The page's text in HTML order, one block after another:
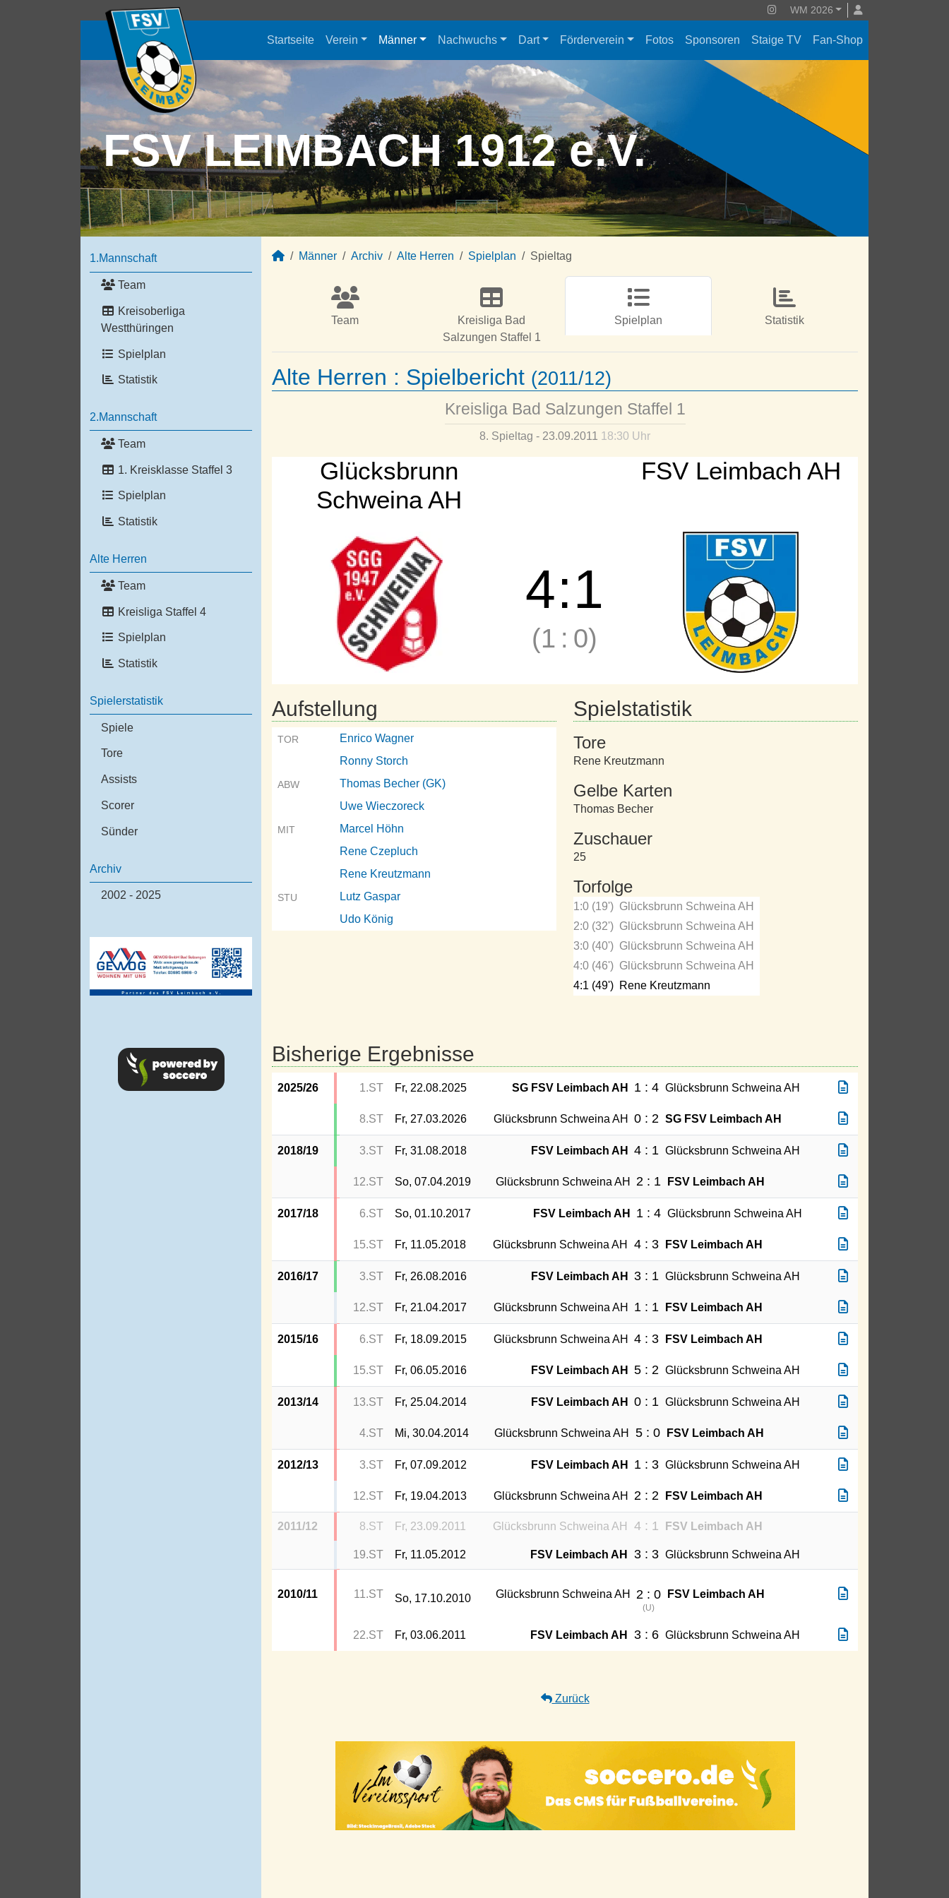
WM 2026
Startseite Verein Männer Nachwuchs Dart Förderverein Fotos Sponsoren Staige TV Fan-Shop
FSV LEIMBACH 1912 e.V.
1.Mannschaft
Team
Kreisoberliga
Westthüringen
Spielplan
Statistik
2.Mannschaft
Team
1. Kreisklasse Staffel 3
Spielplan
Statistik
Alte Herren
Team
Kreisliga Staffel 4
Spielplan
Statistik
Spielerstatistik
Spiele
Tore
Assists
Scorer
Sünder
Archiv
2002 - 2025
Männer Archiv Alte Herren Spielplan Spieltag
Team
Kreisliga Bad
Salzungen Staffel 1
Spielplan Statistik
Alte Herren : Spielbericht (2011/12)
Kreisliga Bad Salzungen Staffel 1
8. Spieltag - 23.09.2011 18:30 Uhr
Glücksbrunn
Schweina AH
FSV Leimbach AH
4:1
(1 : 0)
Aufstellung
TOR
Enrico Wagner
Ronny Storch
ABW
Thomas Becher (GK)
Uwe Wieczoreck
MIT
Marcel Höhn
Rene Czepluch
Rene Kreutzmann
STU
Lutz Gaspar
Udo König
Spielstatistik
Tore
Rene Kreutzmann
Gelbe Karten
Thomas Becher
Zuschauer
25
Torfolge
1:0 (19') Glücksbrunn Schweina AH
2:0 (32') Glücksbrunn Schweina AH
3:0 (40') Glücksbrunn Schweina AH
4:0 (46') Glücksbrunn Schweina AH
4:1 (49') Rene Kreutzmann
Bisherige Ergebnisse
2025/26 1.ST Fr, 22.08.2025 SG FSV Leimbach AH 1 : 4 Glücksbrunn Schweina AH
8.ST Fr, 27.03.2026 Glücksbrunn Schweina AH 0 : 2 SG FSV Leimbach AH
2018/19 3.ST Fr, 31.08.2018 FSV Leimbach AH 4 : 1 Glücksbrunn Schweina AH
12.ST So, 07.04.2019 Glücksbrunn Schweina AH 2 : 1 FSV Leimbach AH
2017/18 6.ST So, 01.10.2017 FSV Leimbach AH 1 : 4 Glücksbrunn Schweina AH
15.ST Fr, 11.05.2018 Glücksbrunn Schweina AH 4 : 3 FSV Leimbach AH
2016/17 3.ST Fr, 26.08.2016 FSV Leimbach AH 3 : 1 Glücksbrunn Schweina AH
12.ST Fr, 21.04.2017 Glücksbrunn Schweina AH 1 : 1 FSV Leimbach AH
2015/16 6.ST Fr, 18.09.2015 Glücksbrunn Schweina AH 4 : 3 FSV Leimbach AH
15.ST Fr, 06.05.2016 FSV Leimbach AH 5 : 2 Glücksbrunn Schweina AH
2013/14 13.ST Fr, 25.04.2014 FSV Leimbach AH 0 : 1 Glücksbrunn Schweina AH
4.ST Mi, 30.04.2014 Glücksbrunn Schweina AH 5 : 0 FSV Leimbach AH
2012/13 3.ST Fr, 07.09.2012 FSV Leimbach AH 1 : 3 Glücksbrunn Schweina AH
12.ST Fr, 19.04.2013 Glücksbrunn Schweina AH 2 : 2 FSV Leimbach AH
2011/12 8.ST Fr, 23.09.2011 Glücksbrunn Schweina AH 4 : 1 FSV Leimbach AH
19.ST Fr, 11.05.2012 FSV Leimbach AH 3 : 3 Glücksbrunn Schweina AH
2010/11 11.ST So, 17.10.2010 Glücksbrunn Schweina AH 2 : 0
(U)
FSV Leimbach AH
22.ST Fr, 03.06.2011 FSV Leimbach AH 3 : 6 Glücksbrunn Schweina AH
Zurück